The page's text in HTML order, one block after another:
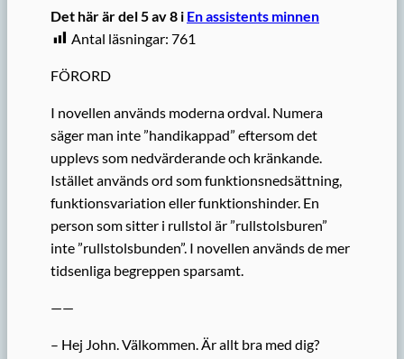
Det här är del 5 av 8 i En assistents minnen
Antal läsningar: 761
FÖRORD
I novellen används moderna ordval. Numera
säger man inte ”handikappad” eftersom det
upplevs som nedvärderande och kränkande.
Istället används ord som funktionsnedsättning,
funktionsvariation eller funktionshinder. En
person som sitter i rullstol är ”rullstolsburen”
inte ”rullstolsbunden”. I novellen används de mer
tidsenliga begreppen sparsamt.
——
– Hej John. Välkommen. Är allt bra med dig?